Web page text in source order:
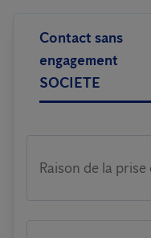
Contact sans
engagement
SOCIETE
Raison de la